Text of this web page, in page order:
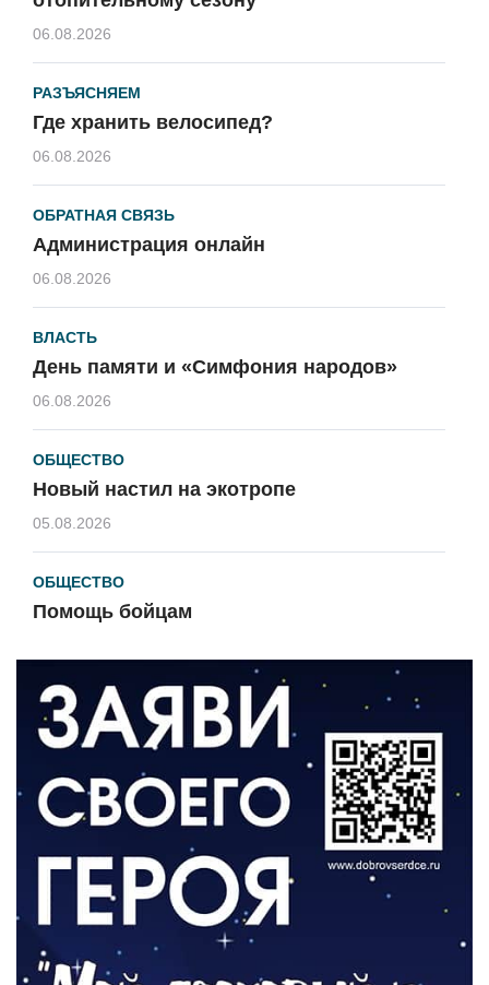
06.08.2026
РАЗЪЯСНЯЕМ
Где хранить велосипед?
06.08.2026
ОБРАТНАЯ СВЯЗЬ
Администрация онлайн
06.08.2026
ВЛАСТЬ
День памяти и «Симфония народов»
06.08.2026
ОБЩЕСТВО
Новый настил на экотропе
05.08.2026
ОБЩЕСТВО
Помощь бойцам
ВЛАСТЬ
«Второй старт» для ветеранов СВО
РАЗЪЯСНЯЕМ
Контракт с новой выплатой
05.08.2026